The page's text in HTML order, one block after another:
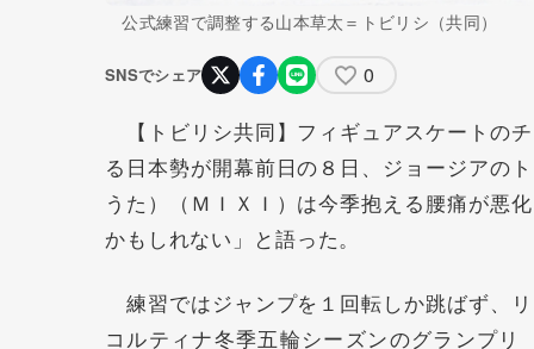
公式練習で調整する山本草太＝トビリシ（共同）
SNSでシェア 0
【トビリシ共同】フィギュアスケートの
る日本勢が開幕前日の８日、ジョージアの
うた）（ＭＩＸＩ）は今季抱える腰痛が悪
かもしれない」と語った。
練習ではジャンプを１回転しか跳ばず、
コルティナ冬季五輪シーズンのグランプ